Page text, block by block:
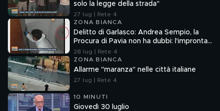
solo la legge della strada"
27 lug | Rete 4
ZONA BIANCA
Delitto di Garlasco: Andrea Sempio, la
Procura di Pavia non ha dubbi: l'impronta
33 è la pistola fumante
28 lug | Rete 4
ZONA BIANCA
Allarme "maranza" nelle città italiane
27 lug | Rete 4
10 MINUTI
Giovedì 30 luglio